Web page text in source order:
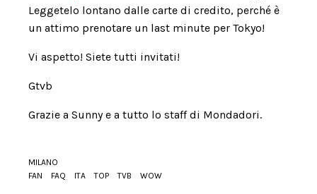
Leggetelo lontano dalle carte di credito, perché è
un attimo prenotare un last minute per Tokyo!
Vi aspetto! Siete tutti invitati!
Gtvb
Grazie a Sunny e a tutto lo staff di Mondadori.
MILANO
FAN
FAQ ITA TOP TVB WOW